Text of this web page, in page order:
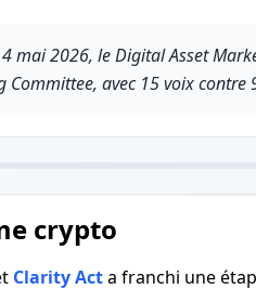
mai 2026, le Digital Asset
avec 15 voix contre
crypto
Clarity Acta franchi une